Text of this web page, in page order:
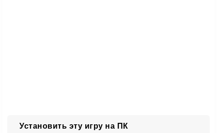
Установить эту игру на ПК